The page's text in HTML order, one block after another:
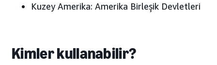
Kuzey Amerika: Amerika Birleşik Devletleri
Kimler kullanabilir?